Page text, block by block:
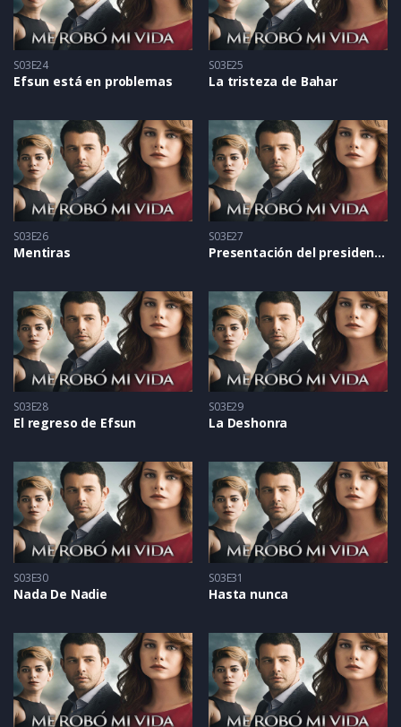
S03E24
Efsun está en problemas
S03E25
La tristeza de Bahar
S03E26
Mentiras
S03E27
Presentación del presidente
S03E28
El regreso de Efsun
S03E29
La Deshonra
S03E30
Nada De Nadie
S03E31
Hasta nunca